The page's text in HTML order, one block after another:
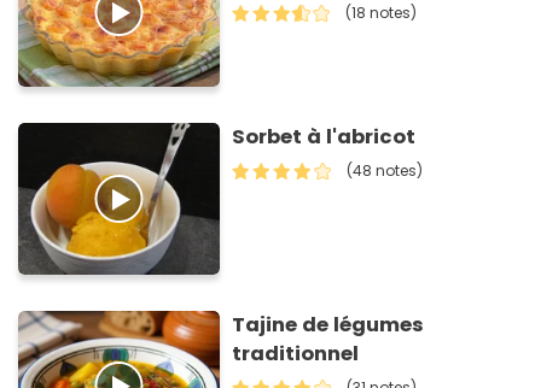
(18 notes)
Sorbet à l'abricot
(48 notes)
Tajine de légumes
traditionnel